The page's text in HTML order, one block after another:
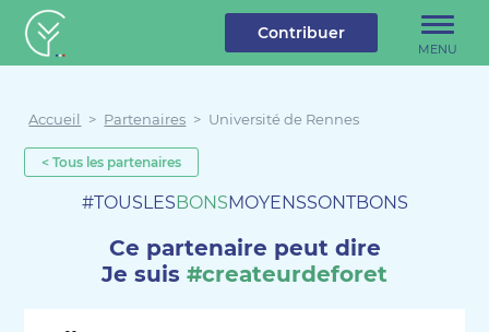
Créateur de forêt
MENU
Contribuer
Accueil > Partenaires > Université de Rennes
< Tous les partenaires
#TOUSLESBONSMOYENSSONTBONS
Ce partenaire peut dire
Je suis #createurdeforet